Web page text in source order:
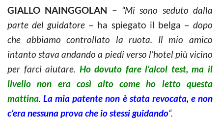
GIALLO NAINGGOLAN – “Mi sono seduto dalla
parte del guidatore – ha spiegato il belga –dopo
che abbiamo controllato la ruota. Il mio amico
intanto stava andando a piedi verso l’hotel più vicino
per farci aiutare. Ho dovuto fare l’alcol test, ma il
livello non era così alto come ho letto questa
mattina.La mia patente non è stata revocata, e non
c’era nessuna prova che io stessi guidando“.